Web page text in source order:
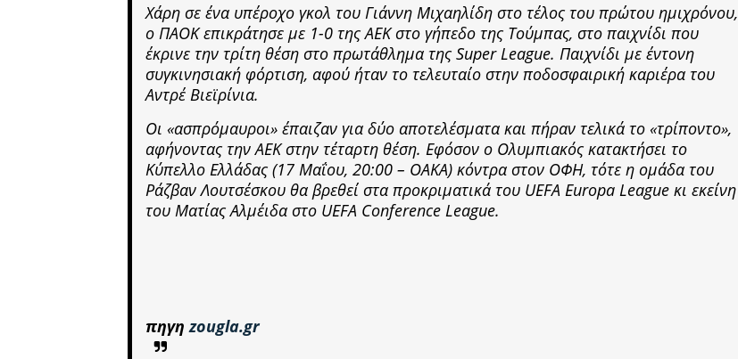
Χάρη σε ένα υπέροχο γκολ του Γιάννη Μιχαηλίδη στο τέλος του πρώτου ημιχρόνου,
ο ΠΑΟΚ επικράτησε με 1-0 της ΑΕΚ στο γήπεδο της Τούμπας, στο παιχνίδι που
έκρινε την τρίτη θέση στο πρωτάθλημα της Super League. Παιχνίδι με έντονη
συγκινησιακή φόρτιση, αφού ήταν το τελευταίο στην ποδοσφαιρική καριέρα του
Αντρέ Βιεϊρίνια.
Οι «ασπρόμαυροι» έπαιζαν για δύο αποτελέσματα και πήραν τελικά το «τρίποντο»,
αφήνοντας την ΑΕΚ στην τέταρτη θέση. Εφόσον ο Ολυμπιακός κατακτήσει το
Κύπελλο Ελλάδας (17 Μαΐου, 20:00 – ΟΑΚΑ) κόντρα στον ΟΦΗ, τότε η ομάδα του
Ράζβαν Λουτσέσκου θα βρεθεί στα προκριματικά του UEFA Europa League κι εκείνη
του Ματίας Αλμέιδα στο UEFA Conference League.
πηγηzougla.gr